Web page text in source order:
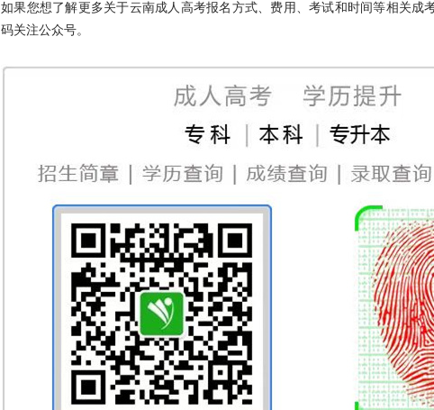
如果您想了解更多关于云南成人高考报名方式、费用、考试和时间等相关成
码关注公众号。